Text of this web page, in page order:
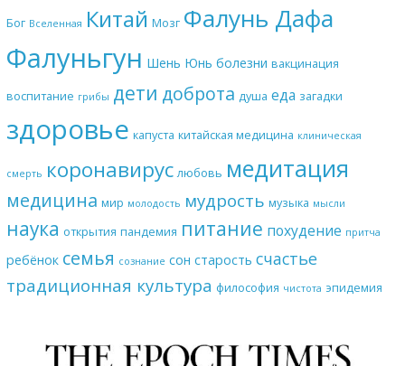
Бог Вселенная Китай Мозг Фалунь Дафа
Фалуньгун Шень Юнь болезни вакцинация
воспитание грибы дети доброта душа еда загадки
здоровье капуста китайская медицина клиническая
смерть коронавирус любовь медитация
медицина мир молодость мудрость музыка мысли
наука открытия пандемия питание похудение притча
ребёнок семья сознание сон старость счастье
традиционная культура философия чистота эпидемия